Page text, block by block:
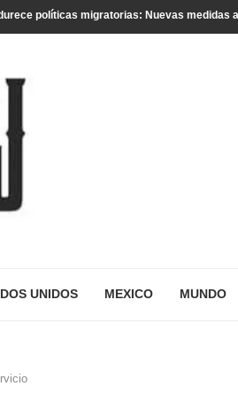
políticas migratorias: Nuevas medidas
UNIDOS MEXICO MUNDO